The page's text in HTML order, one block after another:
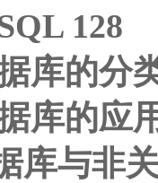
128
库的分
库的应
库与非